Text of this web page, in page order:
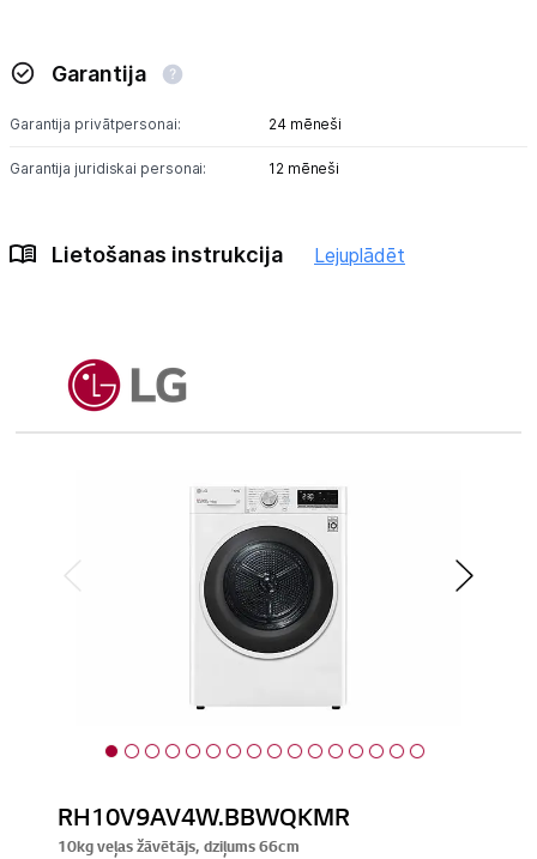
Garantija
Garantija privātpersonai: 24 mēneši
Garantija juridiskai personai: 12 mēneši
Lietošanas instrukcija Lejuplādēt
RH10V9AV4W.BBWQKMR
10kg veļas žāvētājs, dziļums 66cm